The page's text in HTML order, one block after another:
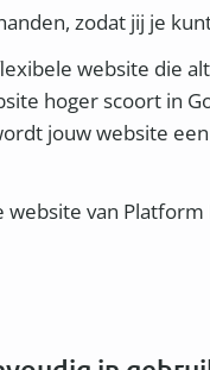
zodat jij je
website die
hoger scoort in
jouw website
van